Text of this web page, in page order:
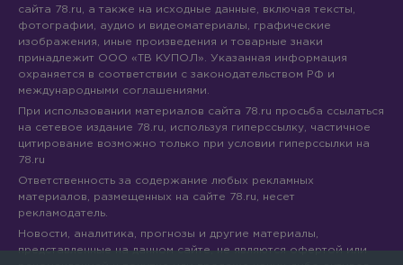
сайта 78.ru, а также на исходные данные, включая тексты,
фотографии, аудио и видеоматериалы, графические
изображения, иные произведения и товарные знаки
принадлежит ООО «ТВ КУПОЛ». Указанная информация
охраняется в соответствии с законодательством РФ и
международными соглашениями.
При использовании материалов сайта 78.ru просьба ссылаться
на сетевое издание 78.ru, используя гиперссылку, частичное
цитирование возможно только при условии гиперссылки на
78.ru
Ответственность за содержание любых рекламных
материалов, размещенных на сайте 78.ru, несет
рекламодатель.
Новости, аналитика, прогнозы и другие материалы,
представленные на данном сайте, не являются офертой или